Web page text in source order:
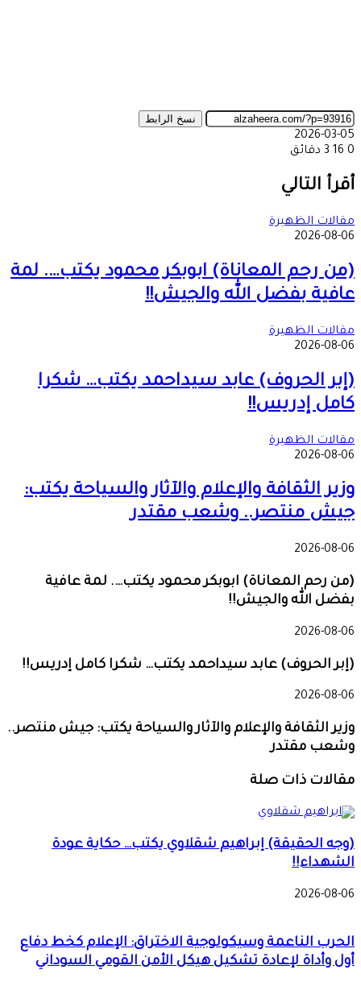
نسخ الرابط
2026-03-05
0
3 دقائق
عبر
البريد
أقرأ التالي
مقالات الظهيرة
2026-08-06
(من رحم المعاناة) ابوبكر محمود يكتب…. لمة
عافية بفضل الله والجيش!!
مقالات الظهيرة
2026-08-06
(إبر الحروف) عابد سيداحمد يكتب… شكرا
كامل إدريس!!
مقالات الظهيرة
2026-08-06
وزير الثقافة والإعلام والآثار والسياحة يكتب:
جيش منتصر.. وشعب مقتدر
2026-08-06
(من رحم المعاناة) ابوبكر محمود يكتب…. لمة عافية
بفضل الله والجيش!!
2026-08-06
(إبر الحروف) عابد سيداحمد يكتب… شكرا كامل إدريس!!
2026-08-06
وزير الثقافة والإعلام والآثار والسياحة يكتب: جيش منتصر..
وشعب مقتدر
مقالات ذات صلة
(وجه الحقيقة) إبراهيم شقلاوي يكتب… حكاية عودة
الشهداء!!
2026-08-06
الحرب الناعمة وسيكولوجية الاختراق: الإعلام كخط دفاع
أول وأداة لإعادة تشكيل هيكل الأمن القومي السوداني